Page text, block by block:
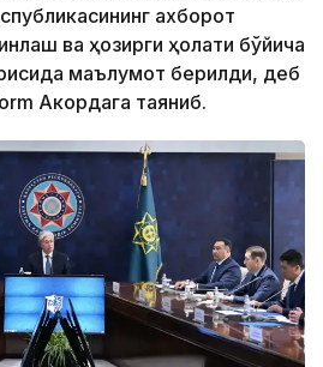
ахборот
ва ҳозирги ҳолати бўйича
маълумот берилди, деб
Акордага таяниб.